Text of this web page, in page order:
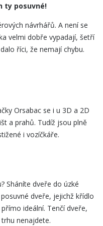
ty posuvné!
návrhářů. A není se
velmi dobře vypadají, šetří
říci, že nemají chybu.
Orsabac se i u 3D a 2D
a prahů. Tudíž jsou plně
i vozíčkáře.
Sháníte dveře do úzké
dveře, jejichž křídlo
ideální. Tenčí dveře,
nenajdete.